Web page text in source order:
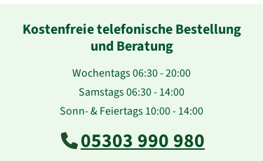
Kostenfreie telefonische Bestellung
und Beratung
Wochentags 06:30 - 20:00
Samstags 06:30 - 14:00
Sonn- & Feiertags 10:00 - 14:00
05303 990 980